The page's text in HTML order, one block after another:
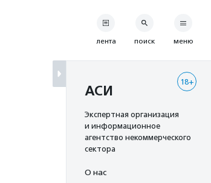
лента поиск меню
18+
АСИ
Экспертная организация
и информационное
агентство некоммерческого
сектора
О нас